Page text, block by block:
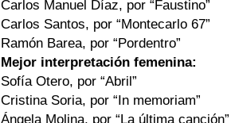
Carlos Manuel Díaz, por “Faustino”
Carlos Santos, por “Montecarlo 67”
Ramón Barea, por “Pordentro”
Mejor interpretación femenina:
Sofía Otero, por “Abril”
Cristina Soria, por “In memoriam”
Ángela Molina, por “La última canción”